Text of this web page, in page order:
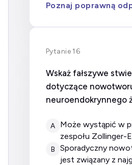
Poznaj poprawną
Pytanie 16
Wskaż fałszywe
dotyczące
neuroendokrynnego
A
może wystąpić w przebiegu
zespołu Zollinger-
B
sporadyczny nowotwór (typ 3)
jest związany z